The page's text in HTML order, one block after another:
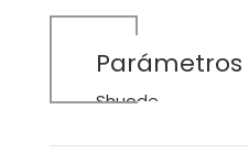
Shuode